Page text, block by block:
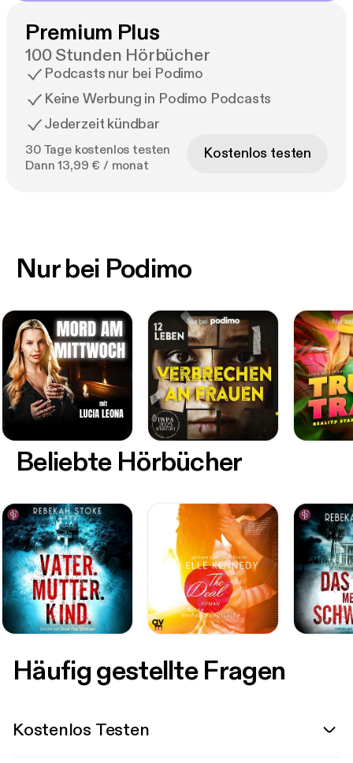
Premium Plus
100 Stunden Hörbücher
Podcasts nur bei Podimo
Keine Werbung in Podimo Podcasts
Jederzeit kündbar
30 Tage kostenlos testen
Dann 13,99 € / monat
Kostenlos testen
Nur bei Podimo
Beliebte Hörbücher
Häufig gestellte Fragen
Kostenlos Testen